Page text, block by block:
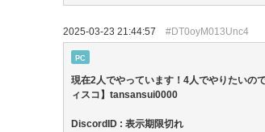
2025-03-23 21:44:57 #DT0oyM013Unc4
PC
現在2人でやっています！4人でやりたいの
ィスコ】tansansui0000
DiscordID : 表示期限切れ